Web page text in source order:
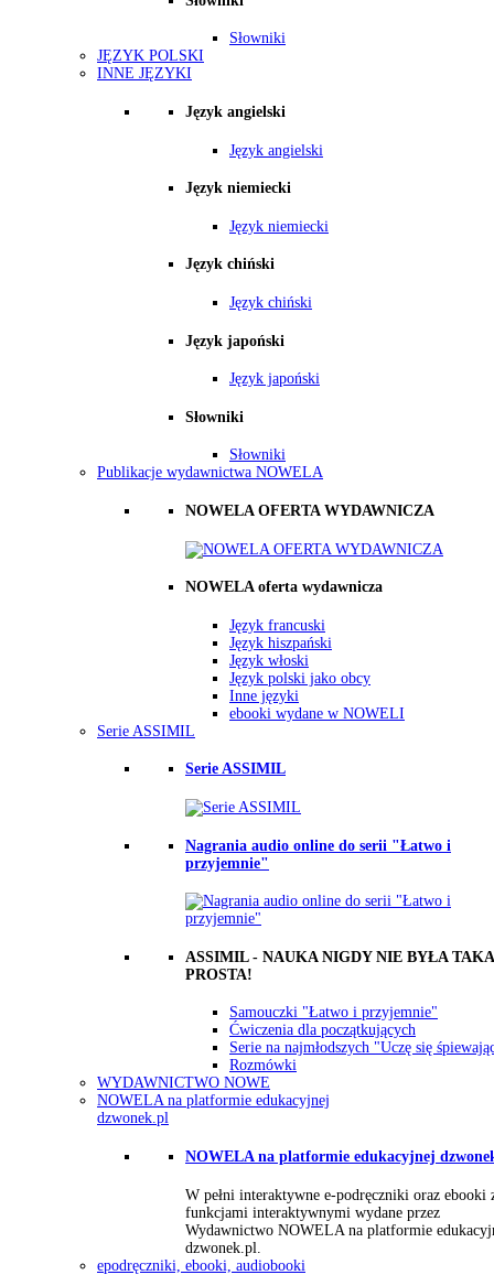
Słowniki
JĘZYK POLSKI
INNE JĘZYKI
Język angielski
Język angielski
Język niemiecki
Język niemiecki
Język chiński
Język chiński
Język japoński
Język japoński
Słowniki
Słowniki
Publikacje wydawnictwa NOWELA
NOWELA OFERTA WYDAWNICZA
NOWELA oferta wydawnicza
Język francuski
Język hiszpański
Język włoski
Język polski jako obcy
Inne języki
ebooki wydane w NOWELI
Serie ASSIMIL
Serie ASSIMIL
Nagrania audio online do serii "Łatwo i
przyjemnie"
ASSIMIL - NAUKA NIGDY NIE BYŁA TAKA
PROSTA!
Samouczki "Łatwo i przyjemnie"
Ćwiczenia dla początkujących
Serie na najmłodszych "Uczę się
Rozmówki
WYDAWNICTWO NOWE
NOWELA na platformie edukacyjnej
dzwonek.pl
NOWELA na platformie edukacyjnej
W pełni interaktywne e-podręczniki oraz ebooki
funkcjami interaktywnymi wydane przez
Wydawnictwo NOWELA na platformie
dzwonek.pl.
epodręczniki, ebooki, audiobooki